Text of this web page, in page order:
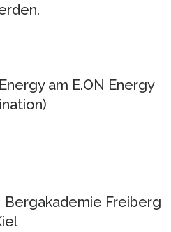
am E.ON Energy
Freiberg